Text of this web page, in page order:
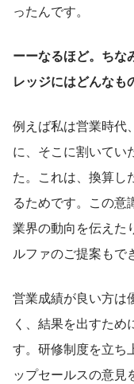
ったんです。
ーーなるほど。ちな
レッジにはどんなも
例えば私は営業時代
に、そこに割いてい
た。これは、換算し
るためです。この意
業界の動向を伝えた
ルファのご提案もで
営業成績が良い方は
く、結果を出すた
す。研修制度を立ち
ップセールスの意見